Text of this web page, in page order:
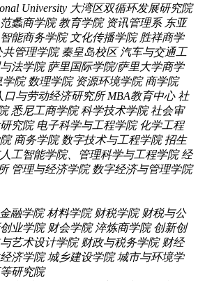
University 大湾区双循环发展研究院
范蠡商学院 教育学院 资讯管理系 东亚
智能商务学院 文化传播学院 胜祥商学
共管理学院 秦皇岛校区 汽车与交通工
法学院 萨里国际学院/萨里大学商学
学院 数理学院 资源环境学院 商学院
口与劳动经济研究所 MBA教育中心 社
悉尼工商学院 科学技术学院 社会审
究院 电子科学与工程学院 化学工程
商务学院 数字技术与工程学院 招生
工智能学院、管理科学与工程学院 经
管理与经济学院 数字经济与管理学院
融学院 材料学院 财税学院 财税与公
业学院 财会学院 淬炼商学院 创新创
艺术设计学院 财政与税务学院 财经
济学院 城乡建设学院 城市与环境学
研究院